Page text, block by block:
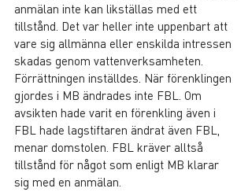
anmälan inte kan likställas med ett
tillstånd. Det var heller inte uppenbart att
vare sig allmänna eller enskilda intressen
skadas genom vattenverksamheten.
Förrättningen inställdes. När förenklingen
gjordes i MB ändrades inte FBL. Om
avsikten hade varit en förenkling även i
FBL hade lagstiftaren ändrat även FBL,
menar domstolen. FBL kräver alltså
tillstånd för något som enligt MB klarar
sig med en anmälan.